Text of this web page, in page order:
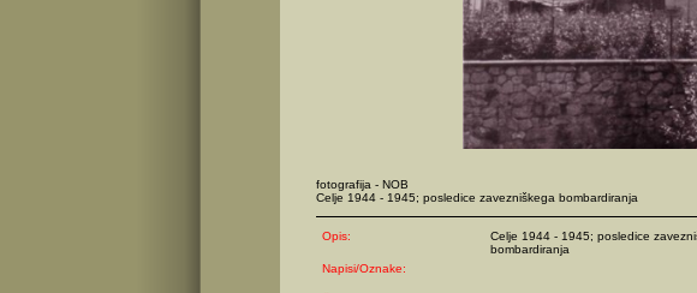
fotografija - NOB
Celje 1944 - 1945; posledice zavezniškega bombardiranja
Opis:
Celje 1944 - 1945; posledice
bombardiranja
Napisi/Oznake: